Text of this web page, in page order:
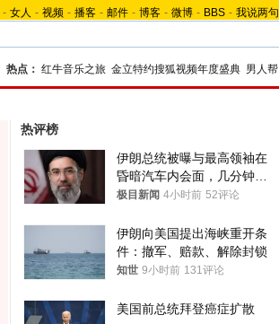
- 女人 - 视频 - 播客 - 邮件 - 博客 - 微博 - BBS - 我说两句
热点： 红牛音乐之旅 金立特约搜狐视频年度盛典 男人帮
热评榜
伊朗总统被曝与最高领袖在
昏暗汽车内会面，几分钟里
只能靠声音交谈难辨真假
极目新闻 4小时前 52评论
伊朗向美国提出海峡重开条
件：撤军、赔款、解除封锁
知世 9小时前 131评论
美国前总统拜登癌症扩散